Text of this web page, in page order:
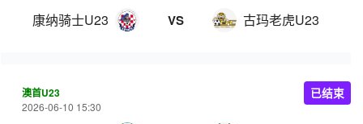
康纳骑士U23 VS 古玛老虎U23
澳首U23
2026-06-10 15:30
已结束